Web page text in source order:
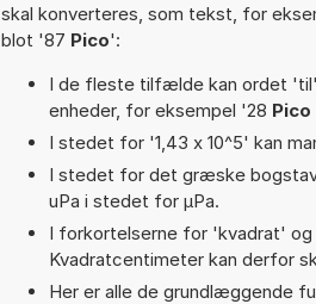
skal konverteres, som tekst, for
blot '87 Pico':
I de fleste tilfælde kan ordet
enheder, for eksempel '28
I stedet for '1,43 x 10^5' kan
I stedet for det græske
uPa i stedet for µPa.
I forkortelserne for 'kvadrat'
Kvadratcentimeter kan derfor
Her er alle de grundlæggende